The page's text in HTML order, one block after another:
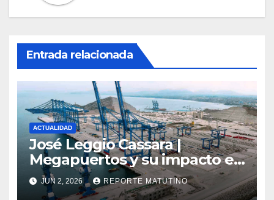
Entrada relacionada
ACTUALIDAD
José Leggio Cassara |
Megapuertos y su impacto en
el turismo y el comercio
global
JUN 2, 2026 REPORTE MATUTINO